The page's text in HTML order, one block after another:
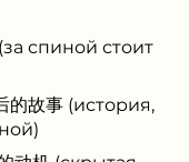
спиной стоит
的故事 (история,